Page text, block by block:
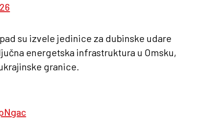
su izvele jedinice za dubinske udare
energetska infrastruktura u Omsku,
granice.